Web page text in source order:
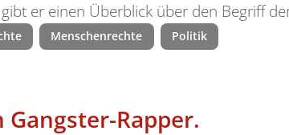
er einen Überblick über den Begriff
Menschenrechte Politik
Rapper.